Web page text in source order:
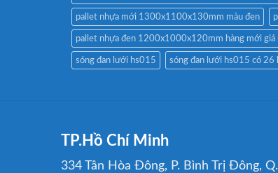
pallet nhựa mới 1300x1100x130mm màu đen
pallet nhựa đen 1200x1000x120mm hàng mới giá
sóng đan lưới hs015 sóng đan lưới hs015 có 26
TP.Hồ Chí Minh
334 Tân Hòa Đông, P. Bình Trị Đông,